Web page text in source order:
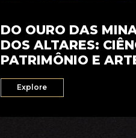
DO OURO DAS
DOS ALTARES:
PATRIMÔNIO E
SETECENTISTA
Explore